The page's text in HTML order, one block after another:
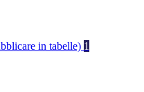
in tabelle) 1